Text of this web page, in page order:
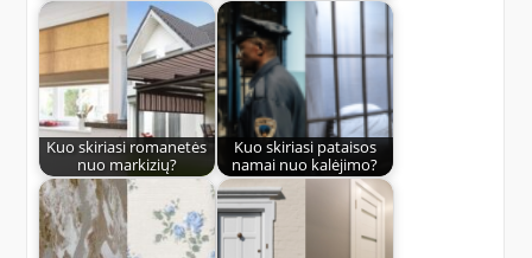
Kuo skiriasi romanetės
nuo markizių?
Kuo skiriasi pataisos
namai nuo kalėjimo?